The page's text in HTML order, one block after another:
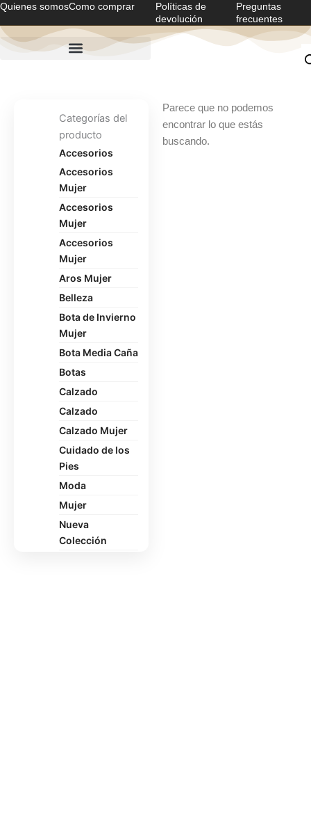
Ir
al
contenido
Quienes somosComo comprar
Políticas de
devolución
Preguntas
frecuentes
Categorías del
producto
Accesorios
Accesorios
Mujer
Accesorios
Mujer
Accesorios
Mujer
Aros Mujer
Belleza
Bota de Invierno
Mujer
Bota Media Caña
Botas
Calzado
Calzado
Calzado Mujer
Cuidado de los
Pies
Moda
Mujer
Nueva
Colección
Parece que no podemos
encontrar lo que estás
buscando.